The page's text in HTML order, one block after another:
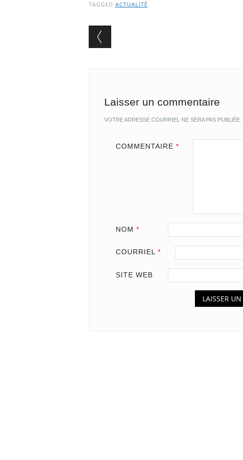
TAGGED ACTUALITÉ
Post navigation
Laisser un commentaire
VOTRE ADRESSE COURRIEL NE SERA PAS PUBLIÉE.
COMMENTAIRE *
NOM *
COURRIEL *
SITE WEB